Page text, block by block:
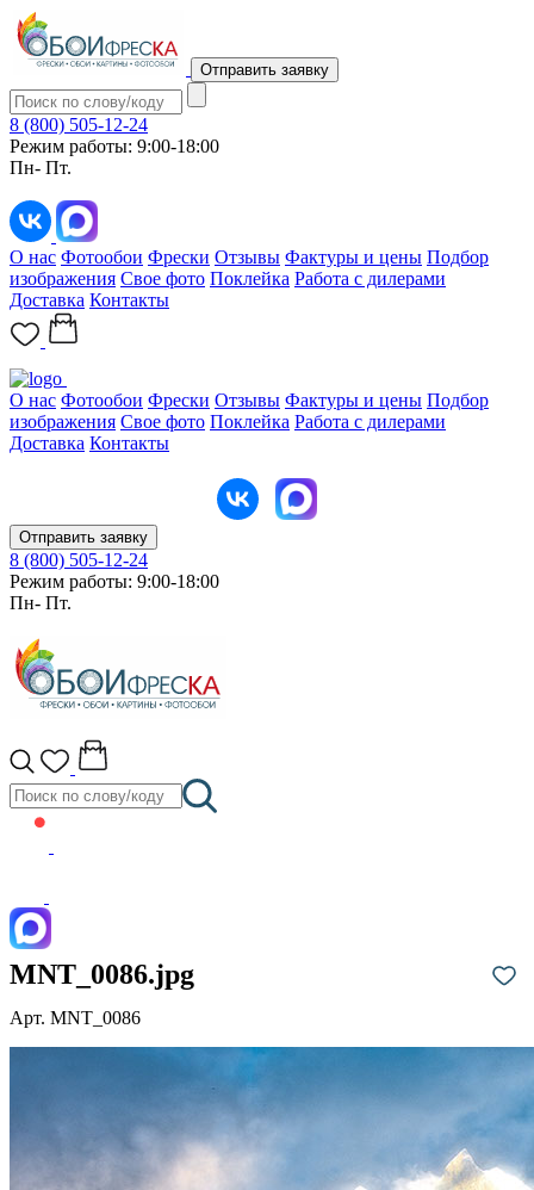
Отправить заявку
8 (800) 505-12-24
Режим работы: 9:00-18:00
Пн- Пт.
О нас Фотообои Фрески Отзывы Фактуры и цены Подбор
изображения Свое фото Поклейка Работа с дилерами
Доставка Контакты
О нас Фотообои Фрески Отзывы Фактуры и цены Подбор
изображения Свое фото Поклейка Работа с дилерами
Доставка Контакты
Отправить заявку
8 (800) 505-12-24
Режим работы: 9:00-18:00
Пн- Пт.
MNT_0086.jpg
Арт. MNT_0086